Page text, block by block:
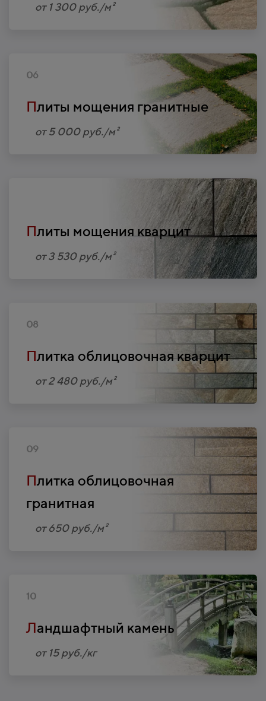
от 1 300 руб./м²
06
Плиты мощения гранитные
от 5 000 руб./м²
Плиты мощения кварцит
от 3 530 руб./м²
08
Плитка облицовочная кварцит
от 2 480 руб./м²
09
Плитка облицовочная
гранитная
от 650 руб./м²
10
Ландшафтный камень
от 15 руб./кг